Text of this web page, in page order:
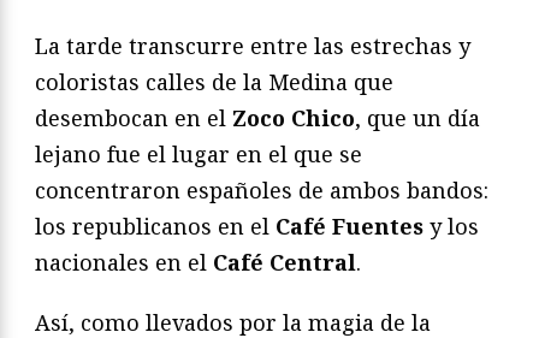
La tarde transcurre entre las estrechas y
coloristas calles de la Medina que
desembocan en el Zoco Chico, que un día
lejano fue el lugar en el que se
concentraron españoles de ambos bandos:
los republicanos en el Café Fuentes y los
nacionales en el Café Central.
Así, como llevados por la magia de la